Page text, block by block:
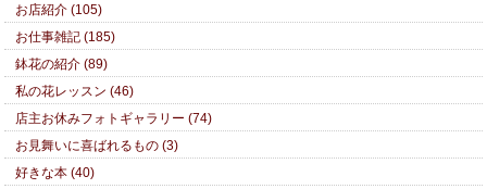
お店紹介 (105)
お仕事雑記 (185)
鉢花の紹介 (89)
私の花レッスン (46)
店主お休みフォトギャラリー (74)
お見舞いに喜ばれるもの (3)
好きな本 (40)